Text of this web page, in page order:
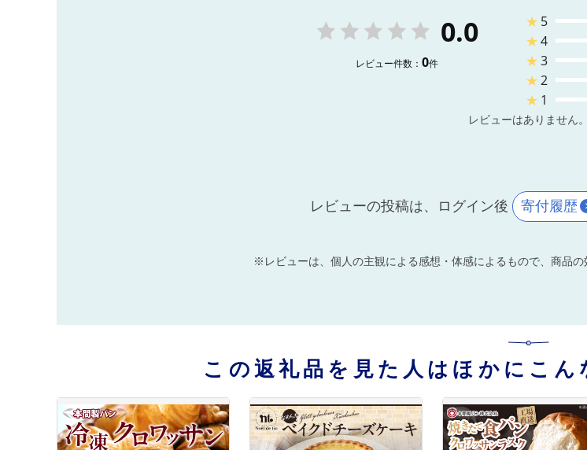
0.0
レビュー件数： 0件
★ 5
★4
★3
★2
★ 1
レビューはありません。
レビューの投稿は、ログイン後 寄付履歴
※レビューは、個人の主観による感想・体感によるもので、商品の
この返礼品を見た人はほかにこん